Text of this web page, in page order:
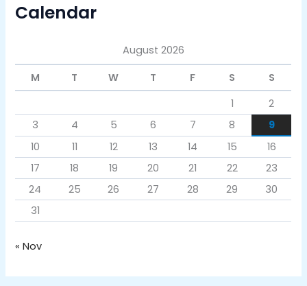
Calendar
August 2026
M
T W T F S
S
1
2
3
4 5 6 7 8
9
10
11 12 13 14 15
16
17
18 19 20 21 22
23
24
25 26 27 28 29
30
31
« Nov